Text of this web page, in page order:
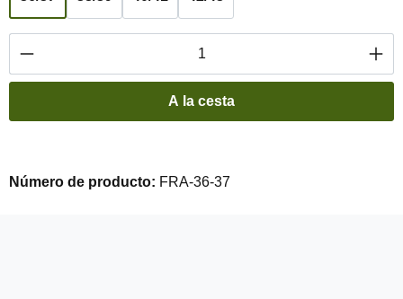
Cantidad del producto: introduce la
A la cesta
Número de producto: FRA-36-37